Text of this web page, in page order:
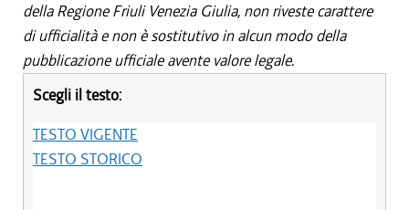
della Regione Friuli Venezia Giulia, non riveste carattere
di ufficialità e non è sostitutivo in alcun modo della
pubblicazione ufficiale avente valore legale.
Scegli il testo:
TESTO VIGENTE
TESTO STORICO